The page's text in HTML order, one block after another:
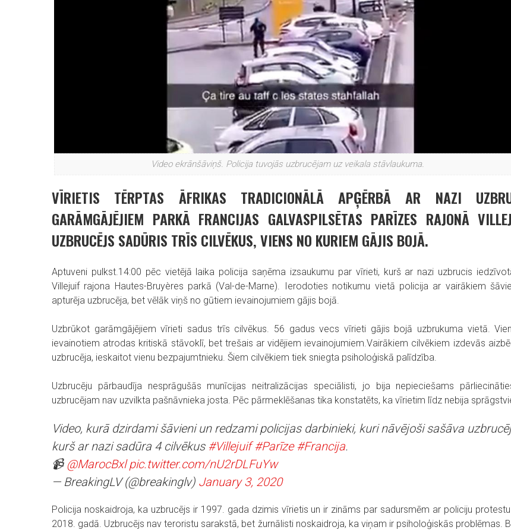
Video ekrānšāviņš. Policija tuvojās uzbrucējam uz veikala stāvlaukuma.
VĪRIETIS TĒRPTAS ĀFRIKAS TRADICIONĀLĀ APĢĒRBĀ AR NAZI
GARĀMGĀJĒJIEM PARKĀ FRANCIJAS GALVASPILSĒTAS PARĪZES RAJONĀ
UZBRUCĒJS SADŪRIS TRĪS CILVĒKUS, VIENS NO KURIEM GĀJIS BOJĀ.
Aptuveni pulkst.14:00 pēc vietējā laika policija saņēma izsaukumu par vīrieti, kurš ar nazi uzbrucis
Villejuif rajona Hautes-Bruyères parkā (Val-de-Marne). Ierodoties notikumu vietā policija ar vairākiem
apturēja uzbrucēja, bet vēlāk viņš no gūtiem ievainojumiem gājis bojā.
Uzbrūkot garāmgājējiem vīrieti sadus trīs cilvēkus. 56 gadus vecs vīrieti gājis bojā uzbrukuma vietā.
ievainotiem atrodas kritiskā stāvoklī, bet trešais ar vidējiem ievainojumiem.Vairākiem cilvēkiem izdevās
uzbrucēja, ieskaitot vienu bezpajumtnieku. Šiem cilvēkiem tiek sniegta psiholoģiskā palīdzība.
Uzbrucēju pārbaudīja nesprāgušās munīcijas neitralizācijas speciālisti, jo bija nepieciešams
uzbrucējam nav uzvilkta pašnāvnieka josta. Pēc pārmeklēšanas tika konstatēts, ka vīrietim līdz nebija
Video, kurā dzirdami šāvieni un redzami policijas darbinieki, kuri nāvējoši sašāva
kurš ar nazi sadūra 4 cilvēkus #Villejuif #Parīze #Francija.
📹 @MarocBxl pic.twitter.com/nU2rDLFuYw
— BreakingLV (@breakinglv) January 3, 2020
Policija noskaidroja, ka uzbrucējs ir 1997. gada dzimis vīrietis un ir zināms par sadursmēm ar policiju
2018. gadā. Uzbrucējs nav teroristu sarakstā, bet žurnālisti noskaidroja, ka viņam ir psiholoģiskās problēmas.